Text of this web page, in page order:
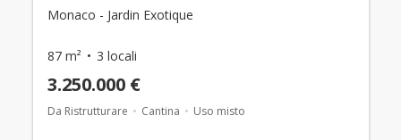
Monaco - Jardin Exotique
87 m² 3 locali
3.250.000 €
Da Ristrutturare Cantina Uso misto